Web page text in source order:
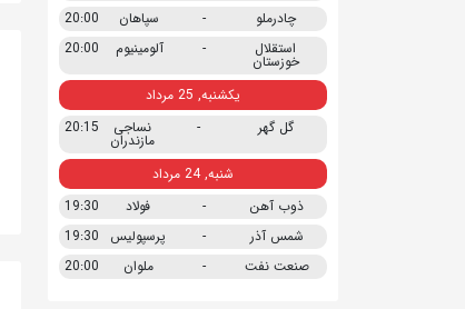
چادرملو - سپاهان
20:00
استقلال
خوزستان
- آلومینیوم 20:00
یکشنبه, 25 مرداد
گل گهر
- نساجی
مازندران
20:15
شنبه, 24 مرداد
ذوب آهن
- فولاد
19:30
شمس آذر
- پرسپولیس
19:30
صنعت نفت
- ملوان 20:00